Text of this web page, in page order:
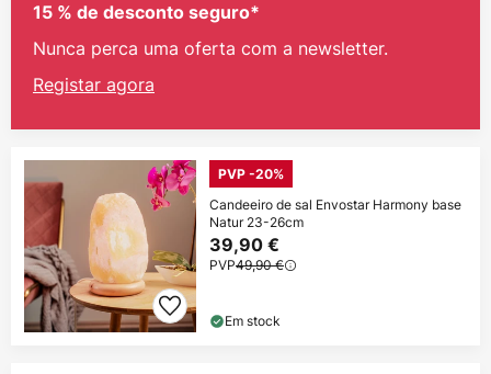
15 % de desconto seguro*
Nunca perca uma oferta com a newsletter.
Registar agora
PVP -20%
Candeeiro de sal Envostar Harmony base
Natur 23-26cm
39,90 €
PVP49,90 €
Em stock